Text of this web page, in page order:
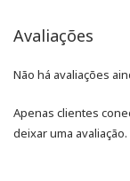
Avaliações
Não há avaliações
Apenas clientes
deixar uma avaliação.